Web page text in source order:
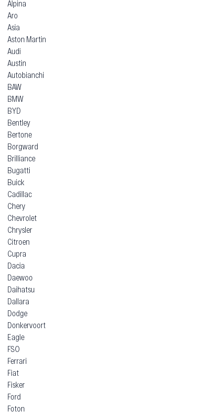
Alpina
Aro
Asia
Aston Martin
Audi
Austin
Autobianchi
BAW
BMW
BYD
Bentley
Bertone
Borgward
Brilliance
Bugatti
Buick
Cadillac
Chery
Chevrolet
Chrysler
Citroen
Cupra
Dacia
Daewoo
Daihatsu
Dallara
Dodge
Donkervoort
Eagle
FSO
Ferrari
Fiat
Fisker
Ford
Foton